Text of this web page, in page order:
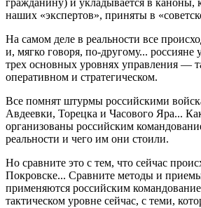
наших «экспертов», приняты в
На самом деле в реальности все
и, мягко говоря, по-другому... россияне
трех основных уровнях управления —
оперативном и стратегическом.
Все помнят штурмы российскими
Авдеевки, Торецка и Часового Яра...
организованы российским
реальности и чего им они стоили.
Но сравните это с тем, что сейчас
Покровске... Сравните методы и
применяются российским
тактическом уровне сейчас, с теми,